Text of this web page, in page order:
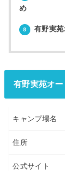
め
8 有野実
有野実苑オ
キャンプ場名
住所
公式サイト